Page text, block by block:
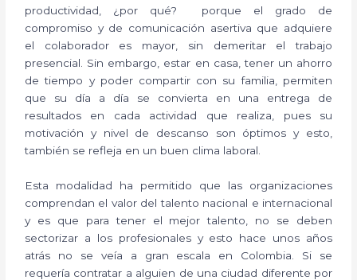
productividad, ¿por qué? porque el grado de
compromiso y de comunicación asertiva que adquiere
el colaborador es mayor, sin demeritar el trabajo
presencial. Sin embargo, estar en casa, tener un ahorro
de tiempo y poder compartir con su familia, permiten
que su día a día se convierta en una entrega de
resultados en cada actividad que realiza, pues su
motivación y nivel de descanso son óptimos y esto,
también se refleja en un buen clima laboral.
Esta modalidad ha permitido que las organizaciones
comprendan el valor del talento nacional e internacional
y es que para tener el mejor talento, no se deben
sectorizar a los profesionales y esto hace unos años
atrás no se veía a gran escala en Colombia. Si se
requería contratar a alguien de una ciudad diferente por